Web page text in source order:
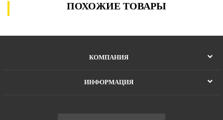
ПОХОЖИЕ ТОВАРЫ
КОМПАНИЯ
ИНФОРМАЦИЯ